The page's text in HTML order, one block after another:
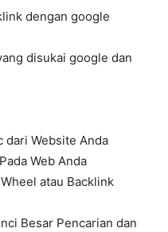
dengan google
disukai google dan
dari Website Anda
Web Anda
atau Backlink
Besar Pencarian dan